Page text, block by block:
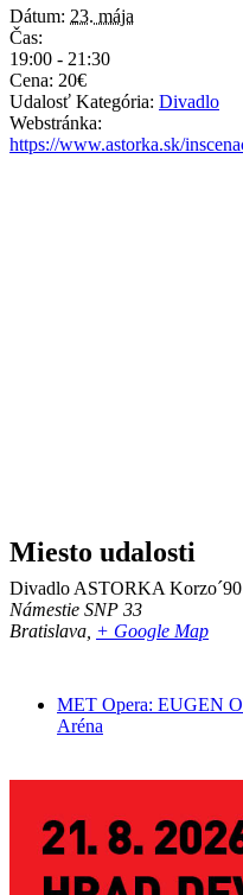
Dátum: 23. mája
Čas:
19:00 - 21:30
Cena: 20€
Udalosť Kategória: Divadlo
Webstránka:
https://www.astorka.sk/
Miesto udalosti
Divadlo ASTORKA Korzo´90
Námestie SNP 33
Bratislava + Google Map
MET Opera: EUGEN
Aréna